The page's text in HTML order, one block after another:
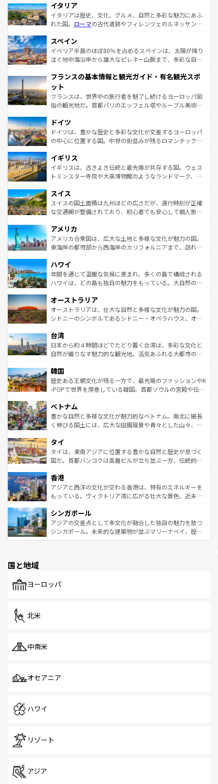
イタリア
イタリアは歴史、文化、グルメ、自然と多彩な魅力にあふ
れた国。 ローマの古代遺跡やフィレンツェのルネッサンス
ろん、トスカーナの美しい田園風景やアマルフィ海岸の絶
景など、自然景観も見逃せない。観光の合間には、本場の
ピザやパスタなど、絶品のイタリア料理を堪能することも
ませてくれるイタリアで、忘れられない旅をしてみよう！
なお、新着のイタリア情報は
しい。
スペイン
イベリア半島のほぼ80％を占めるスペインは、太陽が降り
注ぐ地中海沿岸から雄大なピレネー山脈まで、多彩な自然
文化が根付くこの国では、情熱的なフラメンコ、熱気あふ
れる闘牛、そして美味しいタパスが生活の一部となってい
る。首都マドリードの洗練された雰囲気や、バルセロナの
アートに溢れた街角から、地方では古代ローマ遺跡や中世
せる。地方によって風土や気候が異なるスペインはその個
性で訪れる人を魅了する。 なお、新着のスペイン情報は コ
ンテンツ一覧を参照してほしい。
フランスの基本情報と観光ガイド・有名観光スポ
ット
フランスは、世界中の旅行者を魅了し続けるヨーロッパ屈
指の観光地だ。首都パリのエッフェル塔やルーブル美術館
で、幅広い魅力が詰まっている。華麗な宮殿、歴史的な大
聖堂、美しいビーチ、そして豊かな自然が、訪れる者を心
から魅了する。また、フランスは美食の国としても知ら
いる。シャンパンの発祥地であるランス、プロヴァンスの
香り高いラベンダー畑など、多彩な楽しみ方が可能だ。さ
らに、パリ以外の地域にも魅力が溢れており、どの街角に
れる地方に足を運ぶとそれぞれで全く異なる文化を体験で
きるだろう。 なお、新着のフランス情報はコンテンツ一覧
を参照してほしい。
ドイツ
ドイツは、豊かな歴史と多彩な文化が交差するヨーロッパ
の中心に位置する国。中世の街並みが残るロマンチック街
顔を持つこの国は、どこを歩いても飽きることがない。ベ
ルリンの文化的活気、バイエルン州のアルプスの絶景、そ
してライン川沿いのワイン畑といった風景は必見。ビール
は、お酒好きな人にはぜひ体験してほしい。 なお、新着の
ドイツ情報はコンテンツ一覧を参照してほしい。
イギリス
イギリスは、古きよき伝統と最先端が共存する国。ウェス
トミンスター寺院や大英博物館のようなランドマーク、歴
リアごとに異なる魅力がある。また、優雅なアフタヌーン
ティー、ビール好きにはたまらない英国パブ、サッカー観
戦など、本場だからこそできる体験も豊富。イギリスを旅
ンツ一覧を参照してほしい。
スイス
スイスの国土面積は九州ほどの広さだが、運行時刻が正確
な交通網が整備されており、初心者でも安心して個人旅行
の建物がそのまま残る町や、スイスならではのユニークな
博物館もあり、アルプス観光だけでなく町歩きも満喫する
ことができる。国民の所得が高いため物価も高いが、旅行
ば市内交通費無料で観光を楽しむこともできる。 なお、新
着のスイス情報はコンテンツ一覧 を参照してほしい。
アメリカ
アメリカ合衆国は、広大な土地と多様な文化が魅力の国。
東海岸の都市部から西海岸のカリフォルニアまで、訪れる
のような巨大都市は、観光、ショッピング、エンターテイ
ンメントが詰まった刺激的なスポットだ。一方、アメリカ
西部には大自然が広がり、グランドキャニオンやイエロー
部のニューオーリンズでは、音楽と美食が融合した独特の
文化が魅力。旅行者はアメリカの各地域で異なる魅力を楽
しみながら、その多様性と豊かな歴史を感じることができ
ならではの贅沢な旅のスタイルだ。 なお、新着のアメリカ
情報はコンテンツ一覧を参照してほしい。
ハワイ
年間を通じて温暖な気候に恵まれ、多くの島で構成される
ハワイは、どの島も独自の魅力をもっている。大自然の神
ワイ島は見逃せない。また、定番の観光地といえばオアフ
島だが、静かな自然を求めるならマウイ島やカウアイ島が
おすすめ。エメラルドグリーンに輝く海をはじめ、豊かな
れるおもてなしの心で訪れる人々を迎えてくれるハワイの
人々、おいしいローカルフードやハワイアンミュージッ
ク、伝統的なフラダンスなど、すべてがハワイの魅力を彩
ワイを、存分に味わってほしい。 なお、新着のハワイ情報
はコンテンツ一覧を参照してほしい。
オーストラリア
オーストラリアは、壮大な自然と多様な文化が魅力の国。
シドニーのシンボルであるシドニー・オペラハウス、オー
リアリーフや大陸中央部にそびえるウルル（エアーズロッ
ク）、タスマニアの美しい原生林やケアンズの熱帯雨林な
ど、見どころがたくさん。また、カフェやワイン、オージ
いる。アクティビティも充実しており、サーフィンやダイ
ビング、ハイキングなど、アウトドア好きにはたまらな
い。オーストラリアの多彩な魅力を存分に味わいつくそ
参照してほしい。
台湾
日本から約４時間ほどでたどり着く台湾は、多彩な文化と
自然が織りなす魅力的な観光地。活気あふれる大都市の台
ン）、静ひつな山岳地帯である台湾東部など、都市の喧騒
と山間の静けさが共存しており、訪れる人に新しい発見と
驚きをもたらしてくれる。また、奥深い台湾の食文化も魅
容にもいいと評判のスイーツなど、バラエティ豊かな料理
が味わえる。 なお、新着の台湾情報は コンテンツ一覧を参
照してほしい。
韓国
歴史ある王朝文化が残る一方で、最先端のファッションやK
-POPで世界を席巻している韓国。首都ソウルの宮殿や伝統
き、地方に足を延ばせば四季折々の自然美を楽しむことが
できる。そして、キムチや焼肉、絶品のストリートフード
まで、さまざまな韓国料理が待っている。夜には、韓国な
リティに包まれながら、韓国の多彩な魅力を心ゆくまで味
わってみてほしい。 なお、新着の韓国情報はコンテンツ一
覧を参照してほしい。
ベトナム
豊かな自然と多様な文化が魅力的なベトナム。南北に細長
く伸びる国土には、広大な田園風景や青々とした山々、世
急速な発展と共に伝統が息づく。ハノイの古い町並みやホ
ーチミン市のフランス統治時代の建物も、独特の雰囲気を
醸し出している。また、バラエティの豊かさとおいしさで
とつ。フォーやバインミー、ベトナムコーヒーなどは、ぜ
ひ現地で味わいたい。どの地域を訪れてもあたたかい人々
が旅行者を迎えてくれるので、きっと忘れられない旅にな
参照してほしい。
タイ
タイは、東南アジアに位置する豊かな自然と歴史が息づく
国だ。首都バンコクは高層ビルが立ち並ぶ一方、伝統的な
の活気が交差している。北部ではチェンマイなどの山岳地
帯で自然と触れ合い、南部ではプーケットやクラビの美し
いビーチでリゾート気分を楽しむことができる。タイ料理
激する。気候は一年中温暖で、どの季節にも異なる楽しみ
が待っている。親しみやすいタイの人々、仏教を中心とし
た文化、そして多様な観光資源が、訪れる旅人を魅了し続
香港
アジアと西洋の文化が交わる香港は、特有のエネルギーを
もっている。ヴィクトリア湾に広がる壮大な景色、近未来
み、どこを訪れても感動するはず。観光スポットが密集し
ており、効率よく見どころを回れるのも魅力。息をのむよ
うな絶景から文化的な体験まで、香港を存分に楽しみ尽く
シンガポール
アジアの交差点として多文化が融合した独自の魅力を放つ
シンガポール。未来的な建築物が並ぶマリーナベイ、歴史
で、ホーカーズは地元の風情を楽しめる外せないスポット
国と地域
ヨーロッパ
北米
中南米
オセアニア
ハワイ
リゾート
アジア